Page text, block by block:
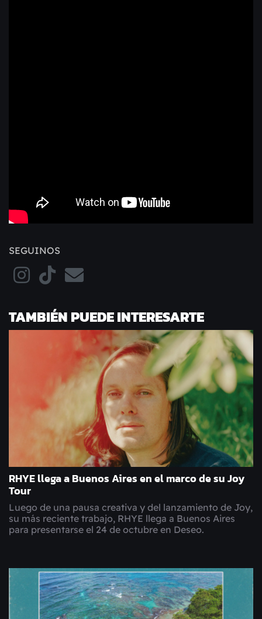
SEGUINOS
TAMBIÉN PUEDE INTERESARTE
RHYE llega a Buenos Aires en el marco de su Joy
Tour
Luego de una pausa creativa y del lanzamiento de Joy,
su más reciente trabajo, RHYE llega a Buenos Aires
para presentarse el 24 de octubre en Deseo.